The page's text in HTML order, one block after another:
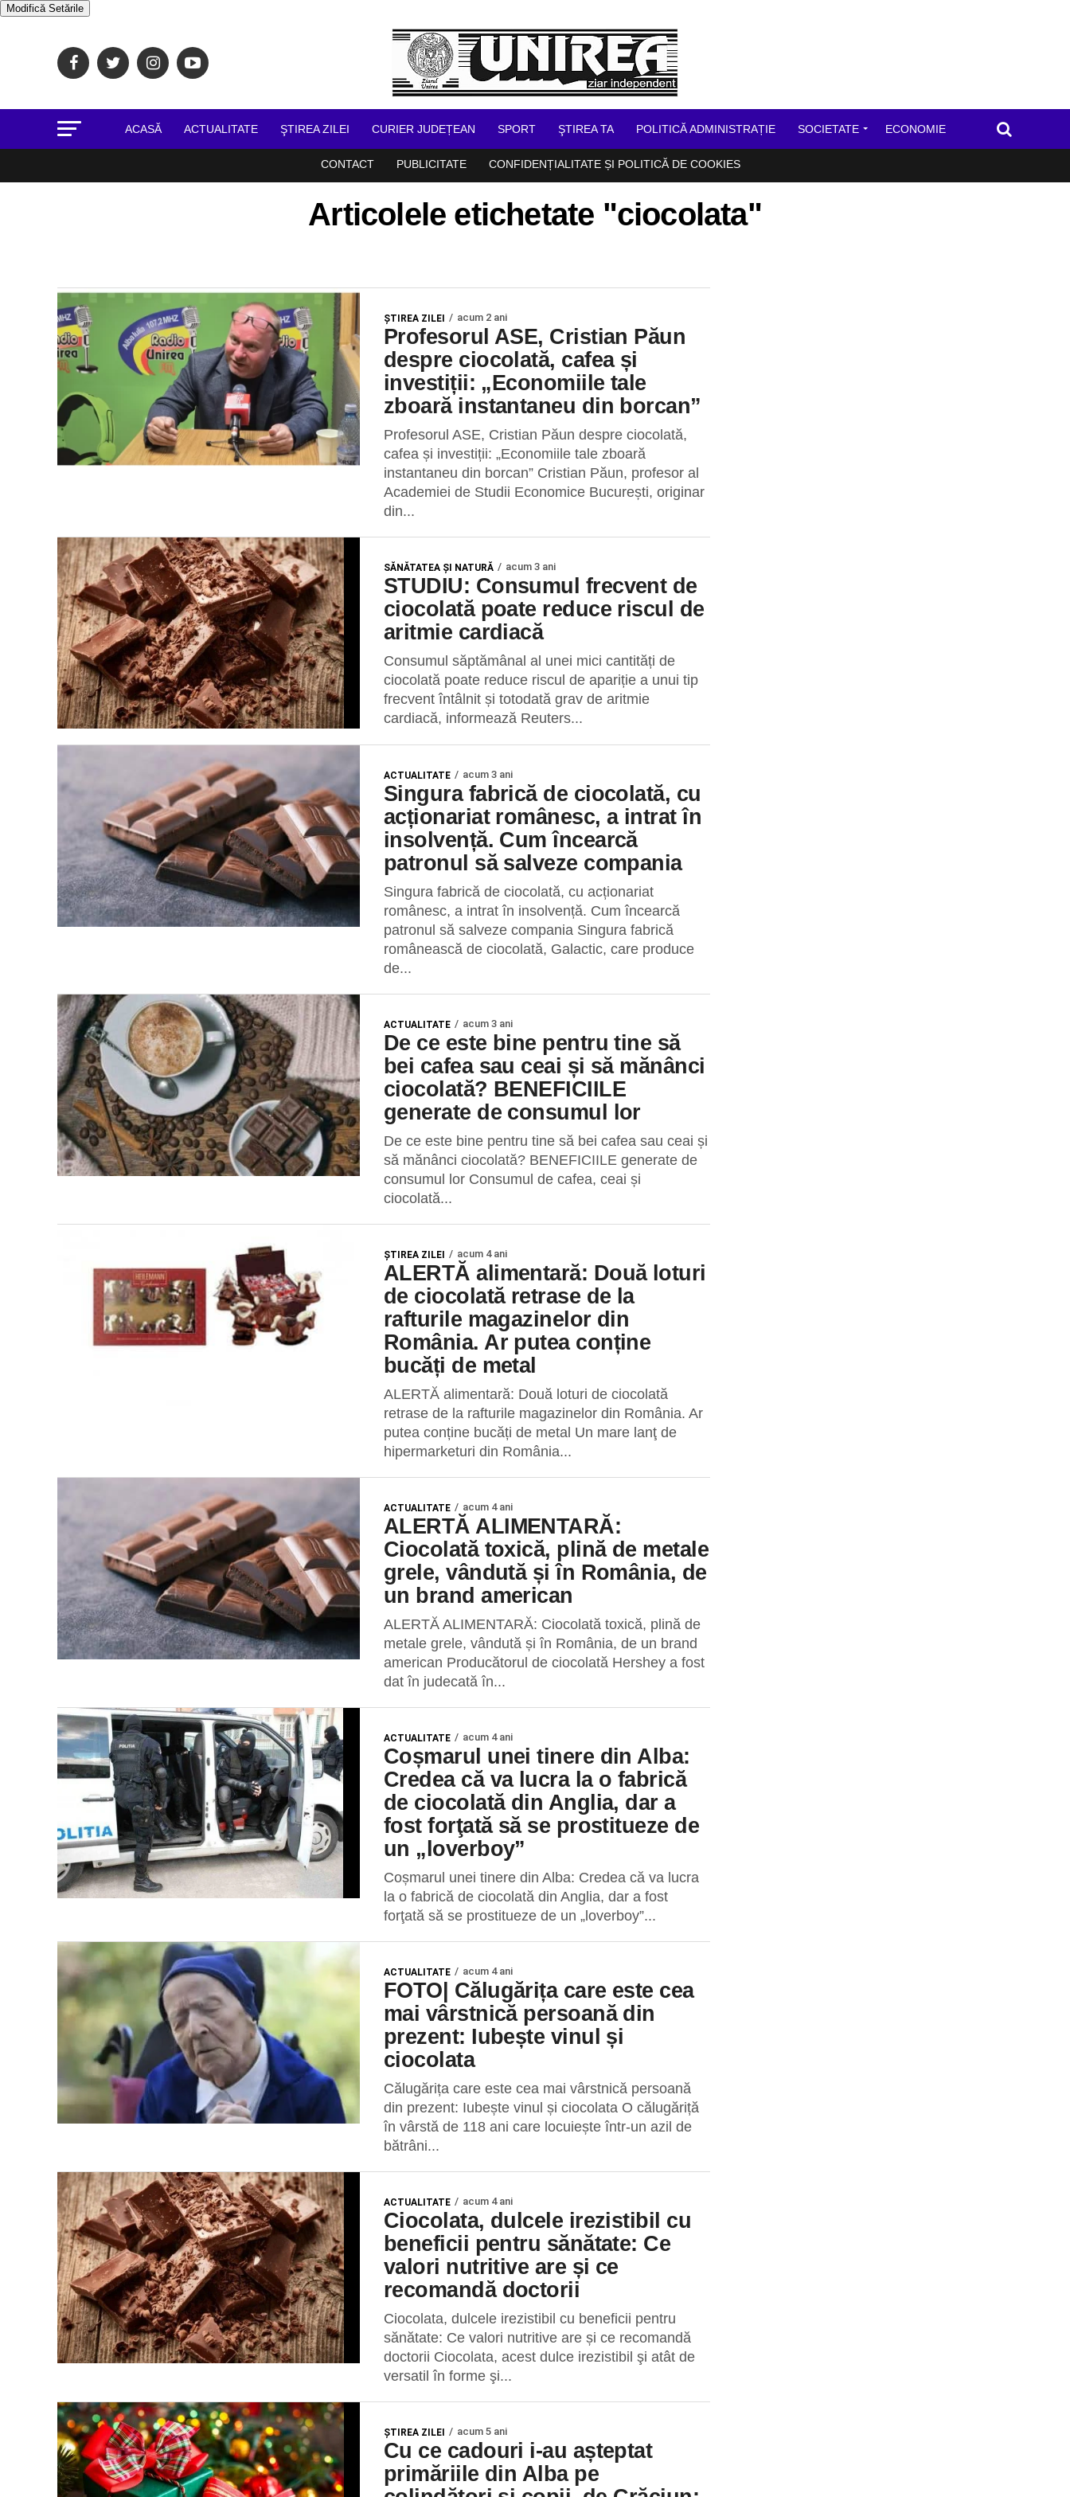
Modifică Setările
ACASĂ ACTUALITATE ŞTIREA ZILEI CURIER JUDEȚEAN SPORT ŞTIREA TA POLITICĂ ADMINISTRAȚIE SOCIETATE ECONOMIE
CONTACT PUBLICITATE CONFIDENȚIALITATE ȘI POLITICĂ DE COOKIES
Articolele etichetate "ciocolata"
ŞTIREA ZILEI acum 2 ani
Profesorul ASE, Cristian Păun
despre ciocolată, cafea și
investiții: „Economiile tale
zboară instantaneu din borcan”
Profesorul ASE, Cristian Păun despre ciocolată,
cafea și investiții: „Economiile tale zboară
instantaneu din borcan” Cristian Păun, profesor al
Academiei de Studii Economice București, originar
din...
SĂNĂTATEA ȘI NATURĂ acum 3 ani
STUDIU: Consumul frecvent de
ciocolată poate reduce riscul de
aritmie cardiacă
Consumul săptămânal al unei mici cantități de
ciocolată poate reduce riscul de apariție a unui tip
frecvent întâlnit și totodată grav de aritmie
cardiacă, informează Reuters...
ACTUALITATE acum 3 ani
Singura fabrică de ciocolată, cu
acționariat românesc, a intrat în
insolvență. Cum încearcă
patronul să salveze compania
Singura fabrică de ciocolată, cu acționariat
românesc, a intrat în insolvență. Cum încearcă
patronul să salveze compania Singura fabrică
românească de ciocolată, Galactic, care produce
de...
ACTUALITATE acum 3 ani
De ce este bine pentru tine să
bei cafea sau ceai și să mănânci
ciocolată? BENEFICIILE
generate de consumul lor
De ce este bine pentru tine să bei cafea sau ceai și
să mănânci ciocolată? BENEFICIILE generate de
consumul lor Consumul de cafea, ceai și
ciocolată...
ŞTIREA ZILEI acum 4 ani
ALERTĂ alimentară: Două loturi
de ciocolată retrase de la
rafturile magazinelor din
România. Ar putea conține
bucăți de metal
ALERTĂ alimentară: Două loturi de ciocolată
retrase de la rafturile magazinelor din România. Ar
putea conține bucăți de metal Un mare lanţ de
hipermarketuri din România...
ACTUALITATE acum 4 ani
ALERTĂ ALIMENTARĂ:
Ciocolată toxică, plină de metale
grele, vândută și în România, de
un brand american
ALERTĂ ALIMENTARĂ: Ciocolată toxică, plină de
metale grele, vândută și în România, de un brand
american Producătorul de ciocolată Hershey a fost
dat în judecată în...
ACTUALITATE acum 4 ani
Coșmarul unei tinere din Alba:
Credea că va lucra la o fabrică
de ciocolată din Anglia, dar a
fost forţată să se prostitueze de
un „loverboy”
Coșmarul unei tinere din Alba: Credea că va lucra
la o fabrică de ciocolată din Anglia, dar a fost
forţată să se prostitueze de un „loverboy”...
ACTUALITATE acum 4 ani
FOTO| Călugărița care este cea
mai vârstnică persoană din
prezent: Iubește vinul și
ciocolata
Călugărița care este cea mai vârstnică persoană
din prezent: Iubește vinul și ciocolata O călugăriță
în vârstă de 118 ani care locuiește într-un azil de
bătrâni...
ACTUALITATE acum 4 ani
Ciocolata, dulcele irezistibil cu
beneficii pentru sănătate: Ce
valori nutritive are și ce
recomandă doctorii
Ciocolata, dulcele irezistibil cu beneficii pentru
sănătate: Ce valori nutritive are și ce recomandă
doctorii Ciocolata, acest dulce irezistibil şi atât de
versatil în forme şi...
ŞTIREA ZILEI acum 5 ani
Cu ce cadouri i-au așteptat
primăriile din Alba pe